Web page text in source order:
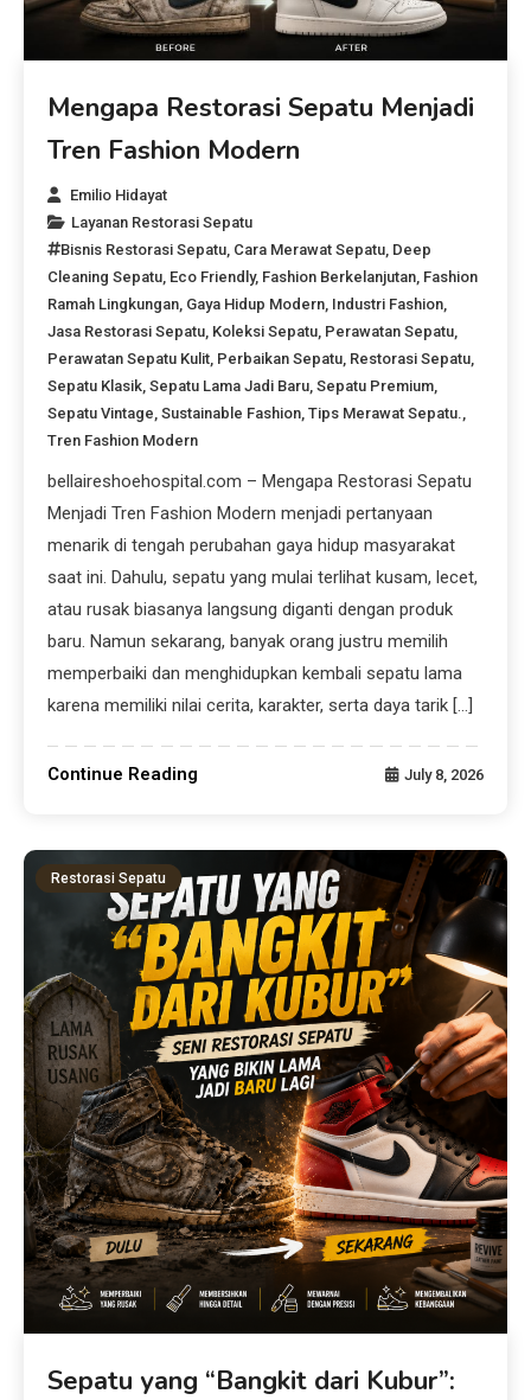
Mengapa Restorasi Sepatu Menjadi
Tren Fashion Modern
Emilio Hidayat
Layanan Restorasi Sepatu
Bisnis Restorasi Sepatu, Cara Merawat Sepatu, Deep
Cleaning Sepatu, Eco Friendly, Fashion Berkelanjutan, Fashion
Ramah Lingkungan, Gaya Hidup Modern, Industri Fashion,
Jasa Restorasi Sepatu, Koleksi Sepatu, Perawatan Sepatu,
Perawatan Sepatu Kulit, Perbaikan Sepatu, Restorasi Sepatu,
Sepatu Klasik,Sepatu Lama Jadi Baru,Sepatu Premium,
Sepatu Vintage,Sustainable Fashion,Tips Merawat Sepatu.,
Tren Fashion Modern
bellaireshoehospital.com – Mengapa Restorasi Sepatu
Menjadi Tren Fashion Modern menjadi pertanyaan
menarik di tengah perubahan gaya hidup masyarakat
saat ini. Dahulu, sepatu yang mulai terlihat kusam, lecet,
atau rusak biasanya langsung diganti dengan produk
baru. Namun sekarang, banyak orang justru memilih
memperbaiki dan menghidupkan kembali sepatu lama
karena memiliki nilai cerita, karakter, serta daya tarik […]
Continue Reading July 8, 2026
Restorasi Sepatu
Sepatu yang “Bangkit dari Kubur”: